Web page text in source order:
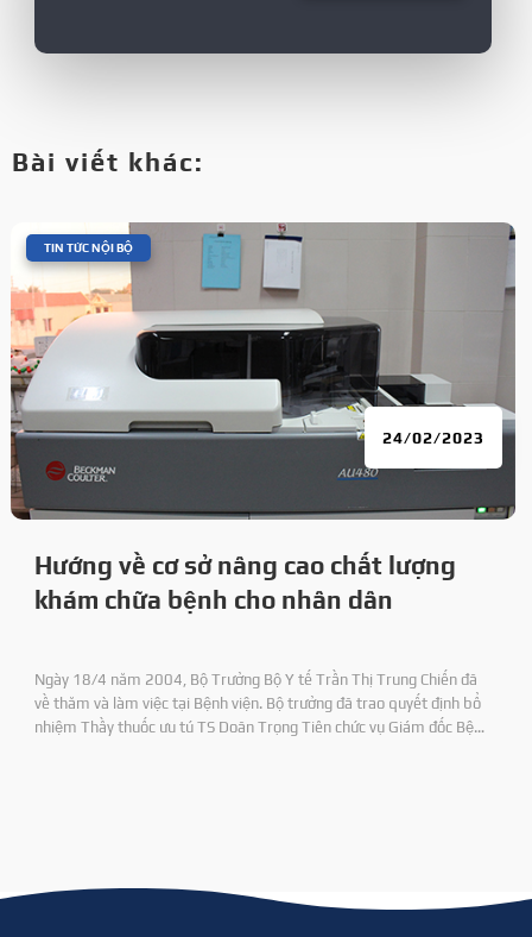
Bài viết khác:
Hướng về cơ sở nâng cao chất lượng
khám chữa bệnh cho nhân dân
24/02/2023
TIN TỨC NỘI BỘ
Ngày 18/4 năm 2004, Bộ Trưởng Bộ Y tế Trần Thị Trung Chiến đã
về thăm và làm việc tại Bệnh viện. Bộ trưởng đã trao quyết định bổ
nhiệm Thầy thuốc ưu tú TS Doãn Trọng Tiên chức vụ Giám đốc Bệnh